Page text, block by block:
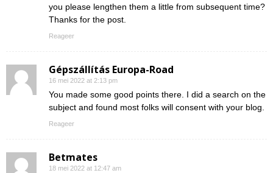
you please lengthen them a little from subsequent time?
Thanks for the post.
Reageer
Gépszállítás Europa-Road
16 mei 2022 at 2:13 pm
You made some good points there. I did a search on the
subject and found most folks will consent with your blog.
Reageer
Betmates
18 mei 2022 at 12:47 am